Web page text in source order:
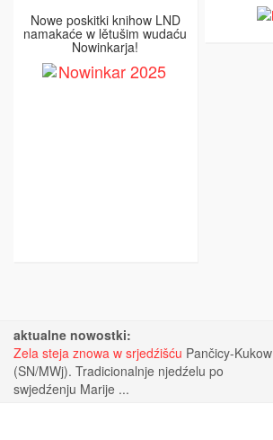
Nowe poskitki knihow LND
namakaće w lětušim wudaću
Nowinkarja!
aktualne nowostki:
Zela steja znowa w srjedźišću Pančicy-Kukow
(SN/MWj). Tradicionalnje njedźelu po
swjedźenju Marije ...